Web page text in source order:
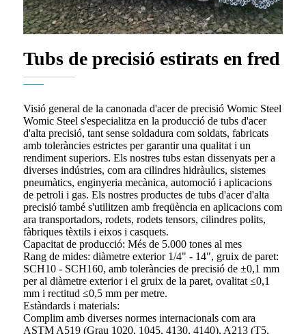
Tubs de precisió estirats en fred
Visió general de la canonada d'acer de precisió Womic Steel
Womic Steel s'especialitza en la producció de tubs d'acer
d'alta precisió, tant sense soldadura com soldats, fabricats
amb toleràncies estrictes per garantir una qualitat i un
rendiment superiors. Els nostres tubs estan dissenyats per a
diverses indústries, com ara cilindres hidràulics, sistemes
pneumàtics, enginyeria mecànica, automoció i aplicacions
de petroli i gas. Els nostres productes de tubs d'acer d'alta
precisió també s'utilitzen amb freqüència en aplicacions com
ara transportadors, rodets, rodets tensors, cilindres polits,
fàbriques tèxtils i eixos i casquets.
Capacitat de producció: Més de 5.000 tones al mes
Rang de mides: diàmetre exterior 1/4" - 14", gruix de paret:
SCH10 - SCH160, amb toleràncies de precisió de ±0,1 mm
per al diàmetre exterior i el gruix de la paret, ovalitat ≤0,1
mm i rectitud ≤0,5 mm per metre.
Estàndards i materials:
Complim amb diverses normes internacionals com ara
ASTM A519 (Grau 1020, 1045, 4130, 4140), A213 (T5,